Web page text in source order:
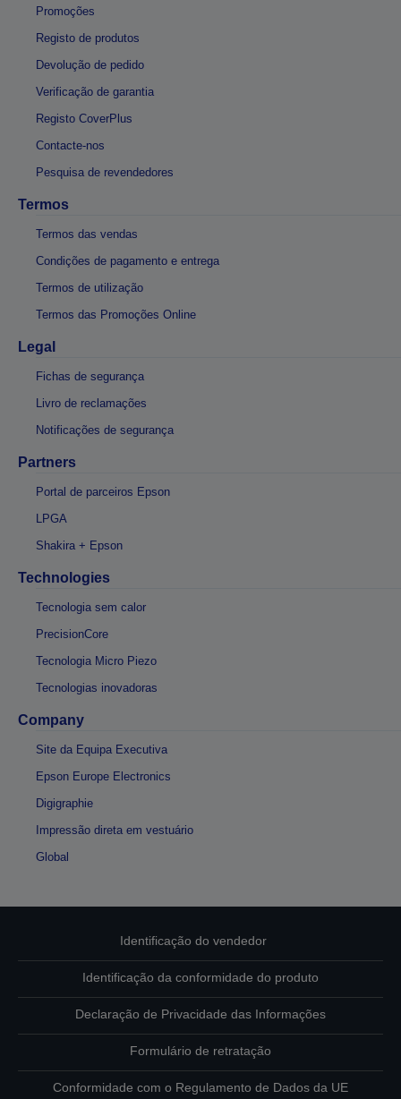
Promoções
Registo de produtos
Devolução de pedido
Verificação de garantia
Registo CoverPlus
Contacte-nos
Pesquisa de revendedores
Termos
Termos das vendas
Condições de pagamento e entrega
Termos de utilização
Termos das Promoções Online
Legal
Fichas de segurança
Livro de reclamações
Notificações de segurança
Partners
Portal de parceiros Epson
LPGA
Shakira + Epson
Technologies
Tecnologia sem calor
PrecisionCore
Tecnologia Micro Piezo
Tecnologias inovadoras
Company
Site da Equipa Executiva
Epson Europe Electronics
Digigraphie
Impressão direta em vestuário
Global
Identificação do vendedor
Identificação da conformidade do produto
Declaração de Privacidade das Informações
Formulário de retratação
Conformidade com o Regulamento de Dados da UE